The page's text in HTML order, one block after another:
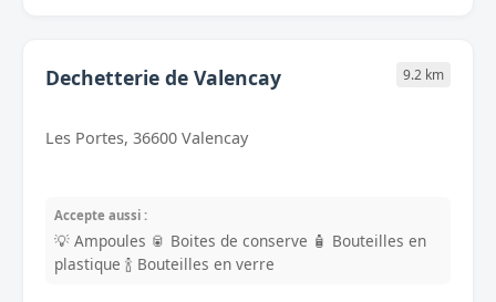
Dechetterie de Valencay 9.2 km
Les Portes, 36600 Valencay
Accepte aussi :
💡 Ampoules 🥫 Boites de conserve 🧴 Bouteilles en
plastique 🍾 Bouteilles en verre